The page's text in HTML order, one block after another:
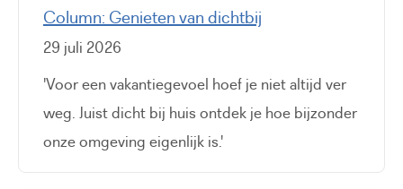
Column: Genieten van dichtbij
29 juli 2026
'Voor een vakantiegevoel hoef je niet altijd ver
weg. Juist dicht bij huis ontdek je hoe bijzonder
onze omgeving eigenlijk is.'